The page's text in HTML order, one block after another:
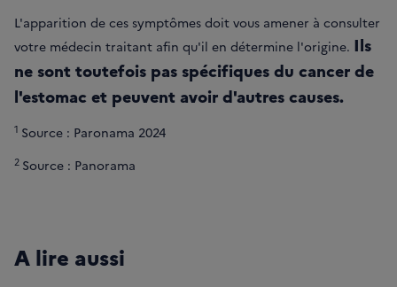
L'apparition de ces symptômes doit vous amener à consulter
votre médecin traitant afin qu'il en détermine l'origine. Ils
ne sont toutefois pas spécifiques du cancer de
l'estomac et peuvent avoir d'autres causes.
1 Source : Paronama 2024
2 Source : Panorama
A lire aussi